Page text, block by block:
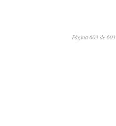
Página 603 de 603